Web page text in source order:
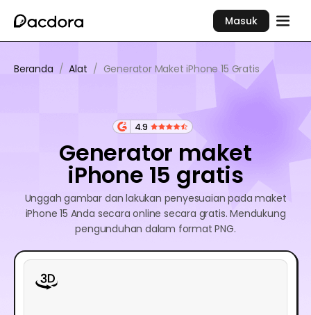
Masuk
Beranda / Alat / Generator Maket iPhone 15 Gratis
4.9
Generator maket
iPhone 15 gratis
Unggah gambar dan lakukan penyesuaian pada maket
iPhone 15 Anda secara online secara gratis. Mendukung
pengunduhan dalam format PNG.